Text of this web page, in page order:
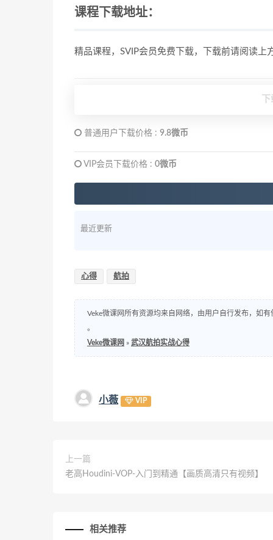
课程下载地址：
精品课程，SVIP会员免费下载，下载前请阅读
普通用户下载价格 : 9.8微币
VIP会员下载价格 : 0微币
最近更新
心得 航拍
Veke微课网所有资源均来自网络，由用户自行发布，如
。
Veke微课网 » 武汉航拍实战心得
小薇 VIP
上一篇
老高Houdini-VOP-入门到精通【画质高清只有视频】
相关推荐